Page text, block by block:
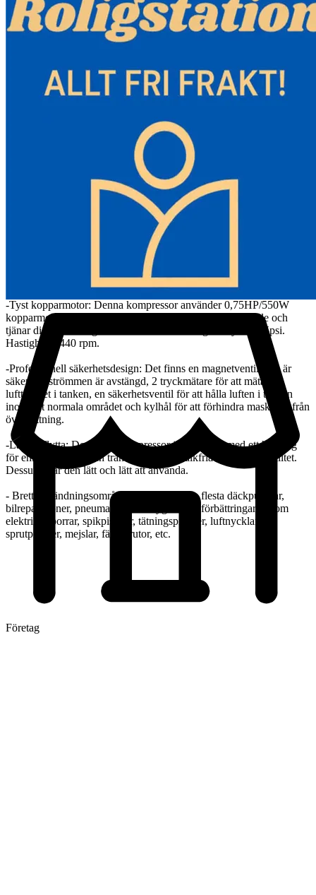
Maxtryck: 8 bar
Ljud: 58 decibel
1 x oljefri luftkompressor
-9L luftkompressor: Denna luftkompressor är utrustad med en oljefri
pump för minimalt underhåll och en 9L oljetank för kontinuerlig
-Tyst kopparmotor: Denna kompressor använder 0,75HP/550W
kopparmotor, som är mycket effektiv och energibesparande och
tjänar dig under lång tid utan bullerföroreningar. Tryck: 115psi.
Hastighet: 1440 rpm.
-Professionell säkerhetsdesign: Det finns en magnetventil som är
säker när strömmen är avstängd, 2 tryckmätare för att mäta
lufttrycket i tanken, en säkerhetsventil för att hålla luften i tanken
inom det normala området och kylhål för att förhindra maskinen från
överhettning.
-Lätt att flytta: Denna luftkompressor är designad med ett handtag
för enkel flyttning och transport, och 4 halkfria fötter för stabilitet.
Dessutom är den lätt och lätt att använda.
- Brett användningsområde: Lämplig för de flesta däckpumpar,
bilreparationer, pneumatiska verktyg för husförbättringar, såsom
elektriska borrar, spikpistoler, tätningspistoler, luftnycklar,
sprutpistoler, mejslar, färgsprutor, etc.
Företag